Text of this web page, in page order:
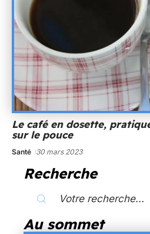
Le café en dosette,
sur le pouce
Santé 30 mars 2023
Recherche
Au sommet